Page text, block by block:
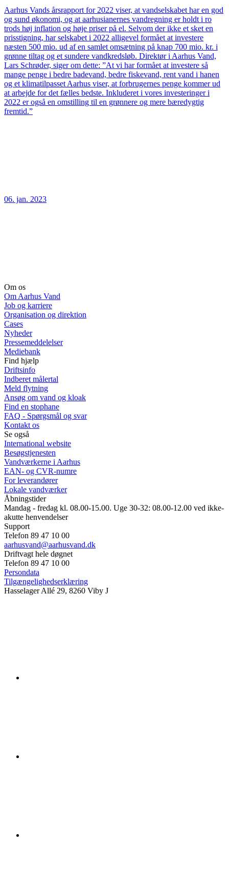
Aarhus Vands årsrapport for 2022 viser, at vandselskabet har en god
og sund økonomi, og at aarhusianernes vandregning er holdt i ro
trods høj inflation og høje priser på el. Selvom der ikke et sket en
prisstigning, har selskabet i 2022 alligevel formået at investere
næsten 500 mio. ud af en samlet omsætning på knap 700 mio. kr. i
grønne tiltag og et sundere vandkredsløb. Direktør i Aarhus Vand,
Lars Schrøder, siger om dette: ”At vi har formået at investere så
mange penge i bedre badevand, bedre fiskevand, rent vand i hanen
og et klimatilpasset Aarhus viser, at forbrugernes penge kommer ud
at arbejde for det fælles bedste. Inkluderet i vores investeringer i
2022 er også en omstilling til en grønnere og mere bæredygtig
fremtid.”
06. jan. 2023
Om os
Om Aarhus Vand
Job og karriere
Organisation og direktion
Cases
Nyheder
Pressemeddelelser
Mediebank
Find hjælp
Driftsinfo
Indberet målertal
Meld flytning
Ansøg om vand og kloak
Find en stophane
FAQ - Spørgsmål og svar
Kontakt os
Se også
International website
Besøgstjenesten
Vandværkerne i Aarhus
EAN- og CVR-numre
For leverandører
Lokale vandværker
Åbningstider
Mandag - fredag kl. 08.00-15.00. Uge 30-32: 08.00-12.00 ved ikke-
akutte henvendelser
Support
Telefon 89 47 10 00
aarhusvand@aarhusvand.dk
Driftvagt hele døgnet
Telefon 89 47 10 00
Persondata
Tilgængelighedserklæring
Hasselager Allé 29, 8260 Viby J